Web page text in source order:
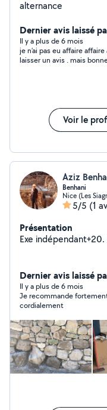
alternance
Dernier avis laissé
Il y a plus de 6 mois
je n’ai pas eu affaire affaire à ce
laisser un avis . mais
Voir le
Aziz
Benhani
Nice (Les
5/5 (1
Présentation
Exe
Dernier avis laissé
Il y a plus de 6 mois
Je recommande
cordialement